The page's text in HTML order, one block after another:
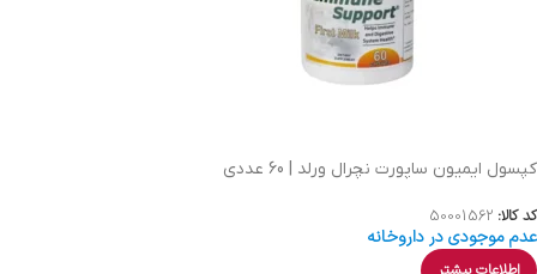
کپسول ایمیون ساپورت نچرال ورلد | 60 عددی
کد کالا: 50001562
عدم موجودی در داروخانه